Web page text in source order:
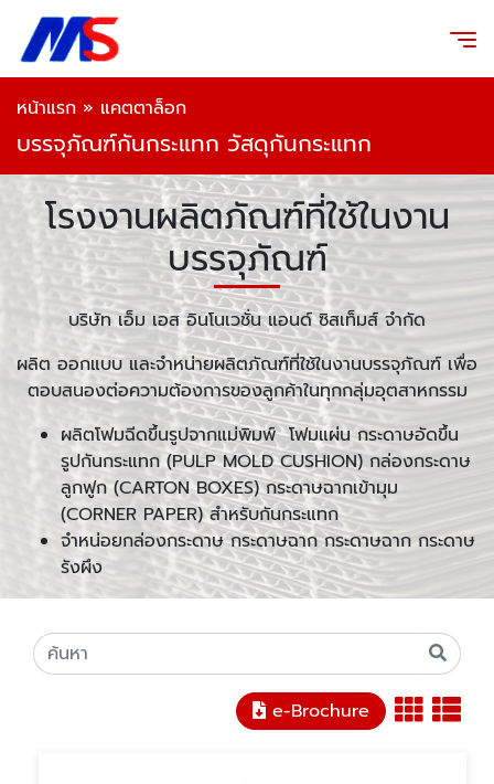
หน้าแรก » แคตตาล็อก
บรรจุภัณฑ์กันกระแทก วัสดุกันกระแทก
โรงงานผลิตภัณฑ์ที่ใช้ในงาน
บรรจุภัณฑ์
บริษัท เอ็ม เอส อินโนเวชั่น แอนด์ ซิสเท็มส์ จำกัด
ผลิต ออกแบบ และจำหน่ายผลิตภัณฑ์ที่ใช้ในงานบรรจุภัณฑ์ เพื่อ
ตอบสนองต่อความต้องการของลูกค้าในทุกกลุ่มอุตสาหกรรม
ผลิตโฟมฉีดขึ้นรูปจากแม่พิมพ์ โฟมแผ่น กระดาษอัดขึ้น
รูปกันกระแทก (PULP MOLD CUSHION) กล่องกระดาษ
ลูกฟูก (CARTON BOXES) กระดาษฉากเข้ามุม
(CORNER PAPER) สำหรับกันกระแทก
จำหน่อยกล่องกระดาษ กระดาษฉาก กระดาษฉาก กระดาษ
รังผึง
e-Brochure